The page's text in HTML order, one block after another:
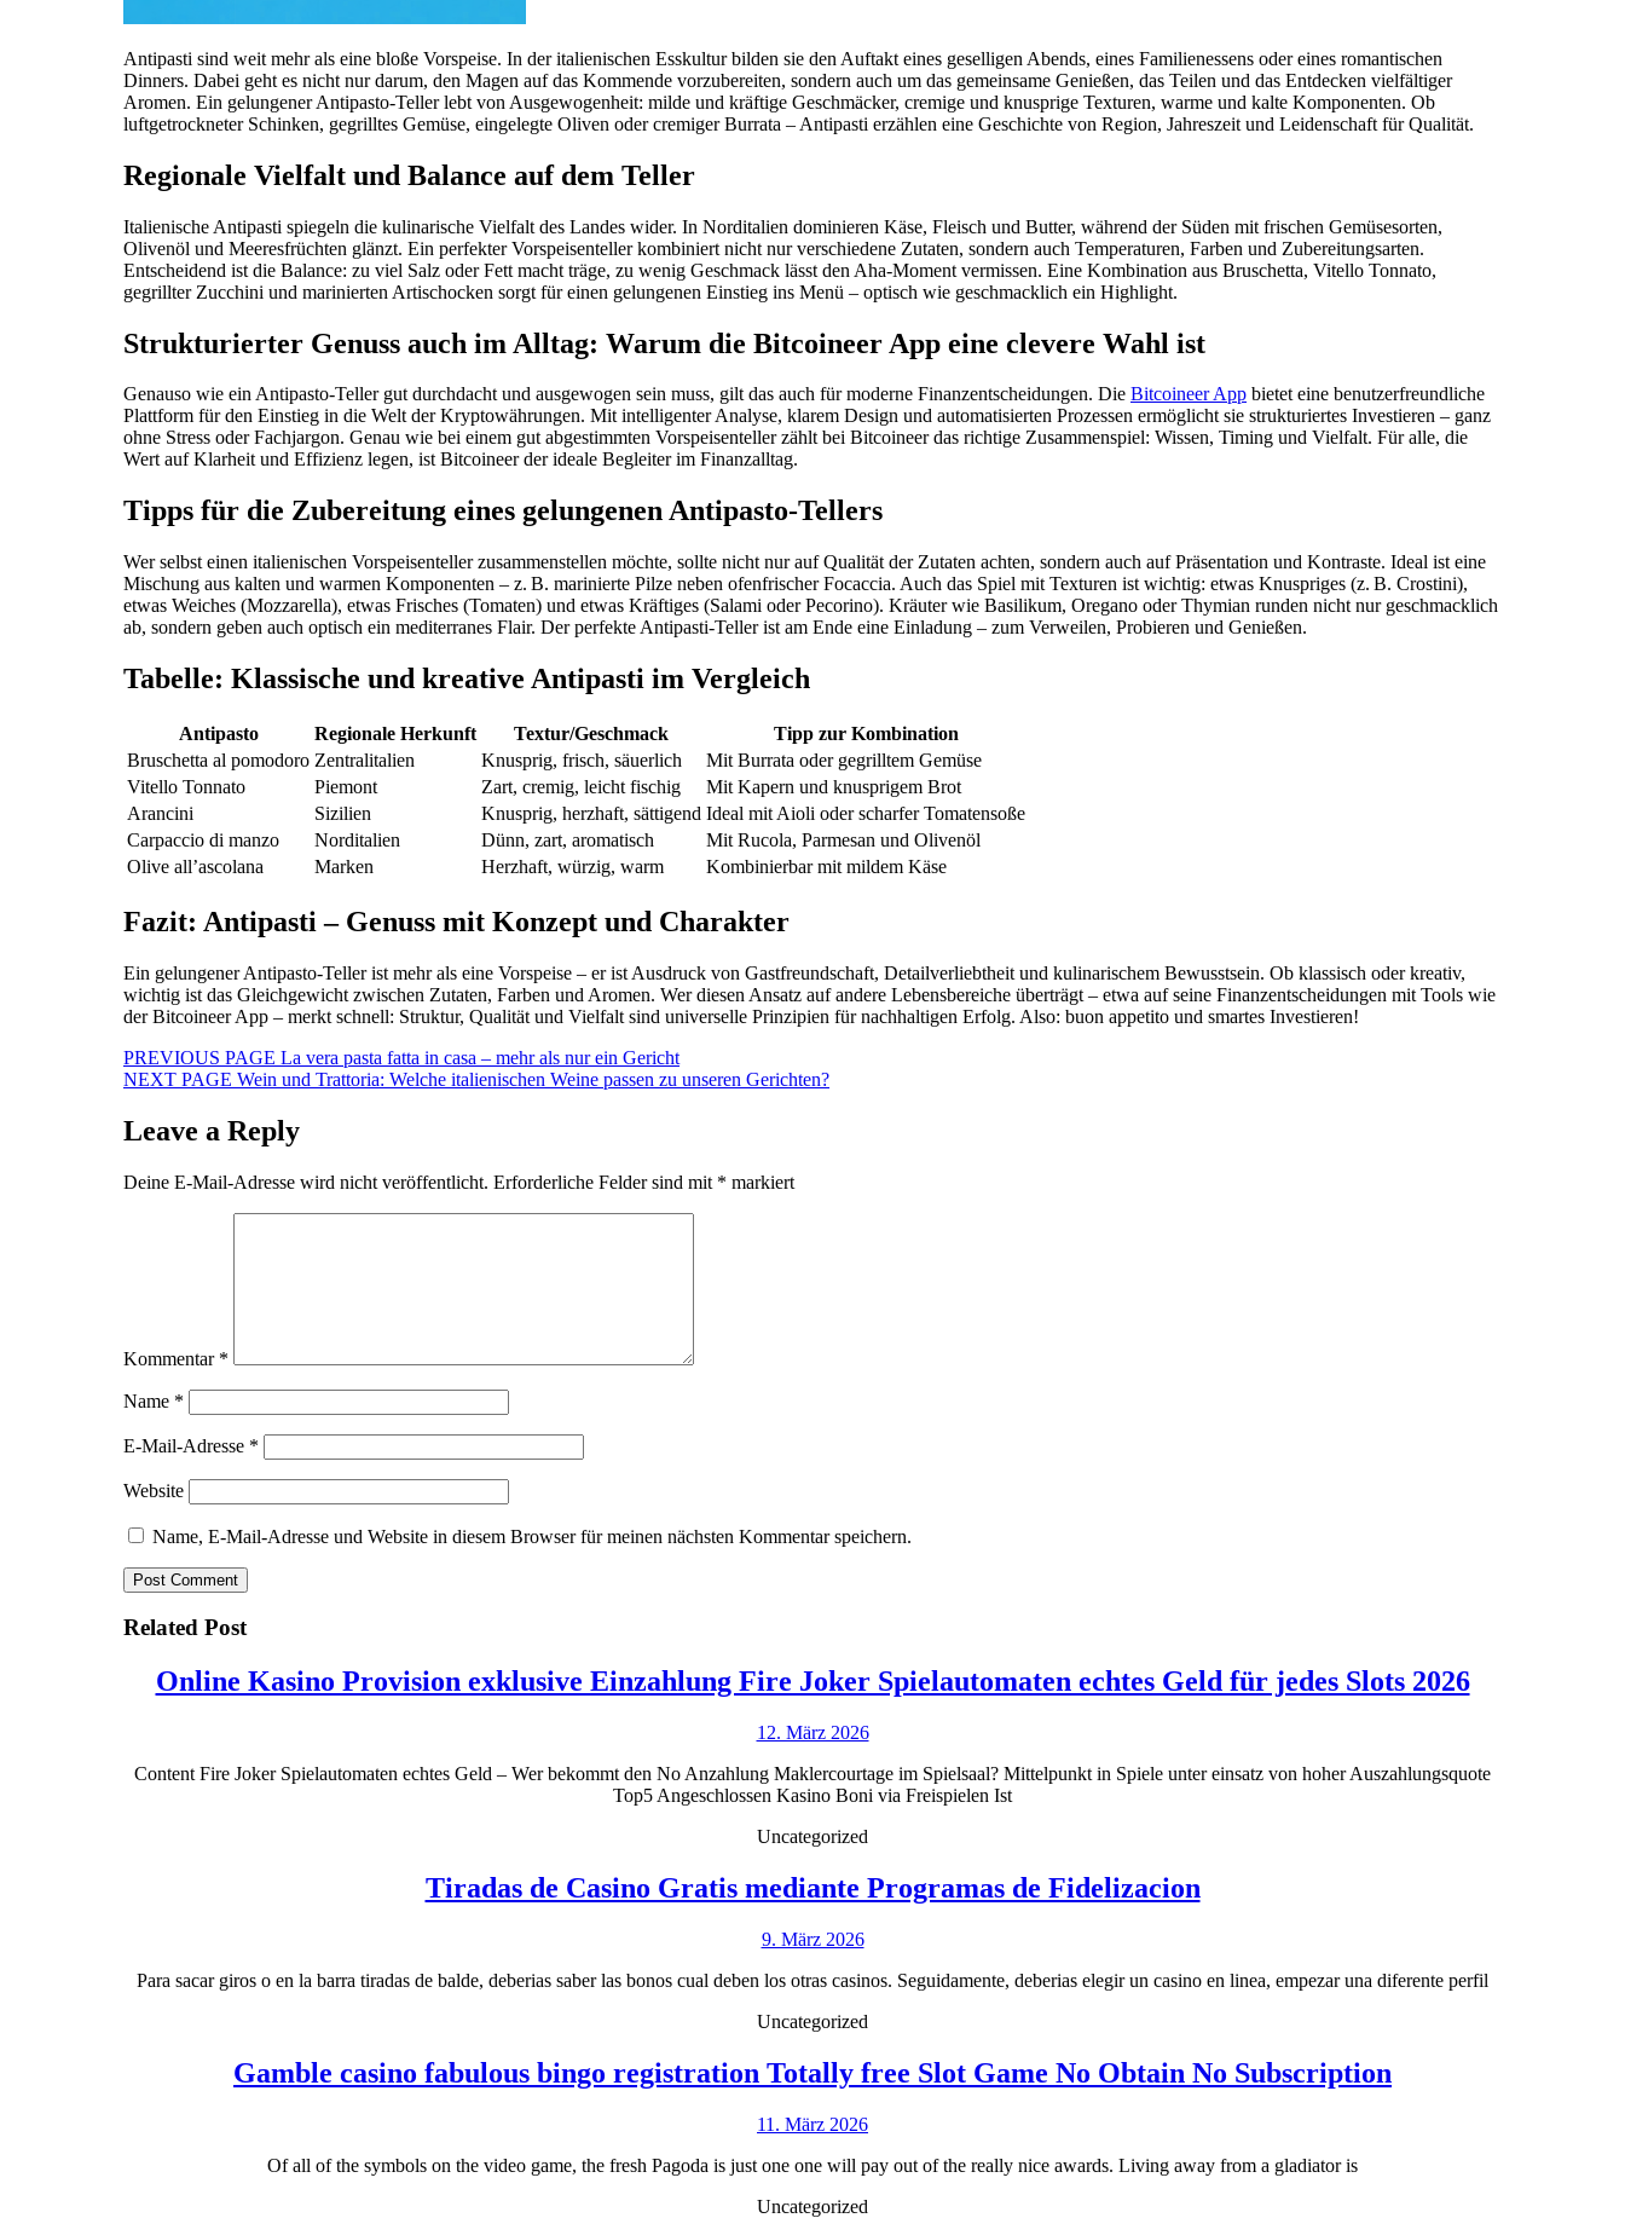
Antipasti sind weit mehr als eine bloße Vorspeise. In der italienischen Esskultur bilden sie den Auftakt eines geselligen Abends, eines Familienessens oder eines romantischen
Dinners. Dabei geht es nicht nur darum, den Magen auf das Kommende vorzubereiten, sondern auch um das gemeinsame Genießen, das Teilen und das Entdecken vielfältiger
Aromen. Ein gelungener Antipasto-Teller lebt von Ausgewogenheit: milde und kräftige Geschmäcker, cremige und knusprige Texturen, warme und kalte Komponenten. Ob
luftgetrockneter Schinken, gegrilltes Gemüse, eingelegte Oliven oder cremiger Burrata – Antipasti erzählen eine Geschichte von Region, Jahreszeit und Leidenschaft für Qualität.
Regionale Vielfalt und Balance auf dem Teller
Italienische Antipasti spiegeln die kulinarische Vielfalt des Landes wider. In Norditalien dominieren Käse, Fleisch und Butter, während der Süden mit frischen Gemüsesorten,
Olivenöl und Meeresfrüchten glänzt. Ein perfekter Vorspeisenteller kombiniert nicht nur verschiedene Zutaten, sondern auch Temperaturen, Farben und Zubereitungsarten.
Entscheidend ist die Balance: zu viel Salz oder Fett macht träge, zu wenig Geschmack lässt den Aha-Moment vermissen. Eine Kombination aus Bruschetta, Vitello Tonnato,
gegrillter Zucchini und marinierten Artischocken sorgt für einen gelungenen Einstieg ins Menü – optisch wie geschmacklich ein Highlight.
Strukturierter Genuss auch im Alltag: Warum die Bitcoineer App eine clevere Wahl ist
Genauso wie ein Antipasto-Teller gut durchdacht und ausgewogen sein muss, gilt das auch für moderne Finanzentscheidungen. Die Bitcoineer App bietet eine benutzerfreundliche
Plattform für den Einstieg in die Welt der Kryptowährungen. Mit intelligenter Analyse, klarem Design und automatisierten Prozessen ermöglicht sie strukturiertes Investieren – ganz
ohne Stress oder Fachjargon. Genau wie bei einem gut abgestimmten Vorspeisenteller zählt bei Bitcoineer das richtige Zusammenspiel: Wissen, Timing und Vielfalt. Für alle, die
Wert auf Klarheit und Effizienz legen, ist Bitcoineer der ideale Begleiter im Finanzalltag.
Tipps für die Zubereitung eines gelungenen Antipasto-Tellers
Wer selbst einen italienischen Vorspeisenteller zusammenstellen möchte, sollte nicht nur auf Qualität der Zutaten achten, sondern auch auf Präsentation und Kontraste. Ideal ist eine
Mischung aus kalten und warmen Komponenten – z. B. marinierte Pilze neben ofenfrischer Focaccia. Auch das Spiel mit Texturen ist wichtig: etwas Knuspriges (z. B. Crostini),
etwas Weiches (Mozzarella), etwas Frisches (Tomaten) und etwas Kräftiges (Salami oder Pecorino). Kräuter wie Basilikum, Oregano oder Thymian runden nicht nur geschmacklich
ab, sondern geben auch optisch ein mediterranes Flair. Der perfekte Antipasti-Teller ist am Ende eine Einladung – zum Verweilen, Probieren und Genießen.
Tabelle: Klassische und kreative Antipasti im Vergleich
Antipasto Regionale Herkunft Textur/Geschmack
Tipp zur Kombination
Bruschetta al pomodoro Zentralitalien Knusprig, frisch, säuerlich
Mit Burrata oder gegrilltem Gemüse
Vitello Tonnato
Piemont Zart, cremig, leicht fischig
Mit Kapern und knusprigem Brot
Arancini
Sizilien Knusprig, herzhaft, sättigend Ideal mit Aioli oder scharfer Tomatensoße
Carpaccio di manzo
Norditalien Dünn, zart, aromatisch
Mit Rucola, Parmesan und Olivenöl
Olive all’ascolana
Marken Herzhaft, würzig, warm Kombinierbar mit mildem Käse
Fazit: Antipasti – Genuss mit Konzept und Charakter
Ein gelungener Antipasto-Teller ist mehr als eine Vorspeise – er ist Ausdruck von Gastfreundschaft, Detailverliebtheit und kulinarischem Bewusstsein. Ob klassisch oder kreativ,
wichtig ist das Gleichgewicht zwischen Zutaten, Farben und Aromen. Wer diesen Ansatz auf andere Lebensbereiche überträgt – etwa auf seine Finanzentscheidungen mit Tools wie
der Bitcoineer App – merkt schnell: Struktur, Qualität und Vielfalt sind universelle Prinzipien für nachhaltigen Erfolg. Also: buon appetito und smartes Investieren!
Beitragsnavigation
PREVIOUS PAGE Previous
post:
La vera pasta fatta in casa – mehr als nur ein Gericht
NEXT PAGE Next
Wein und Trattoria: Welche italienischen Weine passen zu unseren Gerichten?
Leave a Reply
Deine E-Mail-Adresse wird nicht veröffentlicht. Erforderliche Felder sind mit * markiert
Kommentar *
Name *
E-Mail-Adresse *
Website
Name, E-Mail-Adresse und Website in diesem Browser für meinen nächsten Kommentar speichern.
Related Post
Online Kasino Provision exklusive Einzahlung Fire Joker Spielautomaten echtes Geld für jedes Slots 2026Online
exklusive
Geld
12. März 202612.
2026
Content Fire Joker Spielautomaten echtes Geld – Wer bekommt den No Anzahlung Maklercourtage im Spielsaal? Mittelpunkt in Spiele unter einsatz von hoher Auszahlungsquote
Top5 Angeschlossen Kasino Boni via Freispielen Ist
Uncategorized
Tiradas de Casino Gratis mediante Programas de FidelizacionTiradas
Gratis
de
9. März 20269.
2026
Para sacar giros o en la barra tiradas de balde, deberias saber las bonos cual deben los otras casinos. Seguidamente, deberias elegir un casino en linea, empezar una diferente perfil
Uncategorized
Gamble casino fabulous bingo registration Totally free Slot Game No Obtain No Subscription
11. März 202611.
2026
Of all of the symbols on the video game, the fresh Pagoda is just one one will pay out of the really nice awards. Living away from a gladiator is
Uncategorized